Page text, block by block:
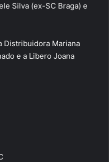
Silva (ex-SC Braga) e
Distribuidora Mariana
e a Libero Joana